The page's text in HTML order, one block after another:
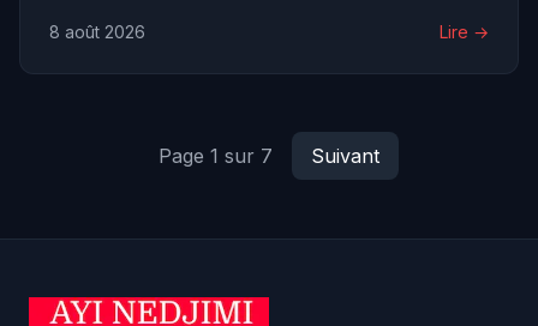
8 août 2026
Lire →
Page 1 sur 7 Suivant